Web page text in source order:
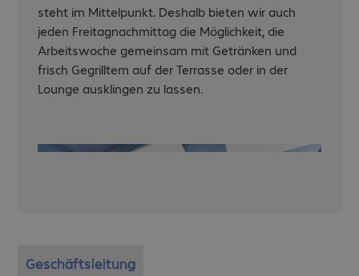
steht im Mittelpunkt. Deshalb bieten wir auch
jeden Freitagnachmittag die Möglichkeit, die
Arbeitswoche gemeinsam mit Getränken und
frisch Gegrilltem auf der Terrasse oder in der
Lounge ausklingen zu lassen.
Geschäftsleitung